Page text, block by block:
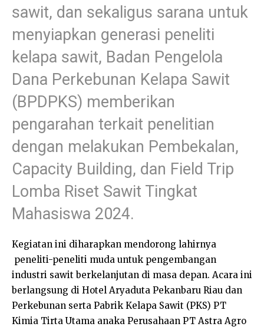
sawit, dan sekaligus sarana untuk
menyiapkan generasi peneliti
kelapa sawit, Badan Pengelola
Dana Perkebunan Kelapa Sawit
(BPDPKS) memberikan
pengarahan terkait penelitian
dengan melakukan Pembekalan,
Capacity Building, dan Field Trip
Lomba Riset Sawit Tingkat
Mahasiswa 2024.
Kegiatan ini diharapkan mendorong lahirnya
peneliti-peneliti muda untuk pengembangan
industri sawit berkelanjutan di masa depan. Acara ini
berlangsung di Hotel Aryaduta Pekanbaru Riau dan
Perkebunan serta Pabrik Kelapa Sawit (PKS) PT
Kimia Tirta Utama anaka Perusahaan PT Astra Agro